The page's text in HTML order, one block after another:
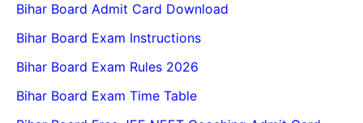
Bihar Board Admit Card Download
Bihar Board Exam Instructions
Bihar Board Exam Rules 2026
Bihar Board Exam Time Table